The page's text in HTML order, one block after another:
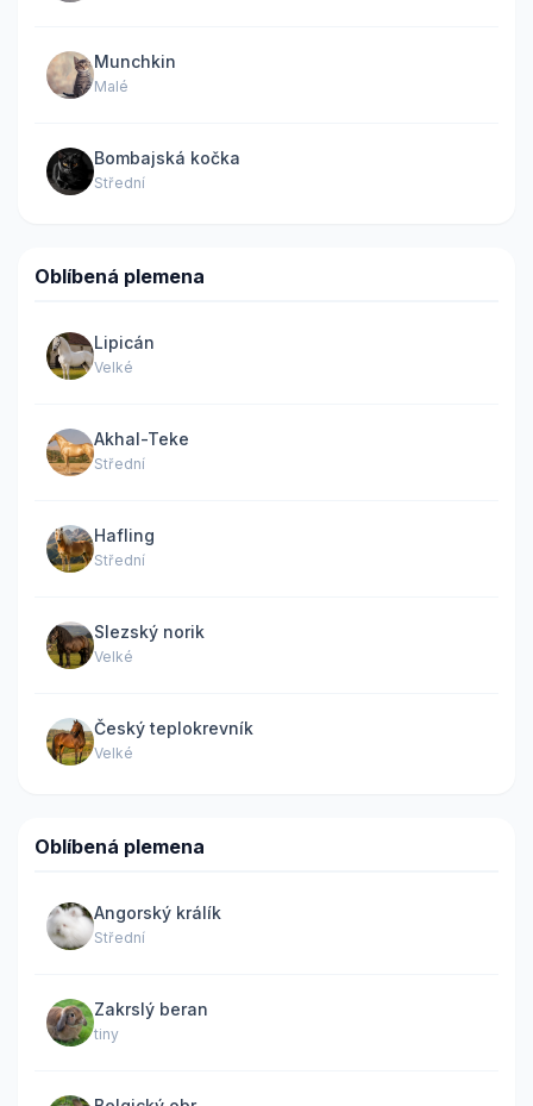
Munchkin
Malé
Bombajská kočka
Střední
Oblíbená plemena
Lipicán
Velké
Akhal-Teke
Střední
Hafling
Střední
Slezský norik
Velké
Český teplokrevník
Velké
Oblíbená plemena
Angorský králík
Střední
Zakrslý beran
tiny